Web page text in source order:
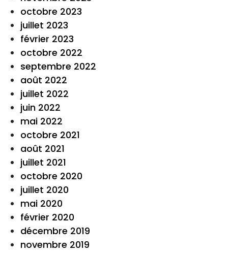
octobre 2023
juillet 2023
février 2023
octobre 2022
septembre 2022
août 2022
juillet 2022
juin 2022
mai 2022
octobre 2021
août 2021
juillet 2021
octobre 2020
juillet 2020
mai 2020
février 2020
décembre 2019
novembre 2019